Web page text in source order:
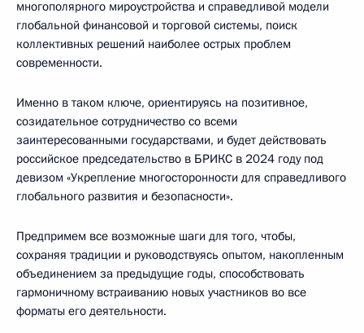
многополярного мироустройства и справедливой модели
глобальной финансовой и торговой системы, поиск
коллективных решений наиболее острых проблем
современности.
Именно в таком ключе, ориентируясь на позитивное,
созидательное сотрудничество со всеми
заинтересованными государствами, и будет действовать
российское председательство в БРИКС в 2024 году под
девизом «Укрепление многосторонности для справедливого
глобального развития и безопасности».
Предпримем все возможные шаги для того, чтобы,
сохраняя традиции и руководствуясь опытом, накопленным
объединением за предыдущие годы, способствовать
гармоничному встраиванию новых участников во все
форматы его деятельности.